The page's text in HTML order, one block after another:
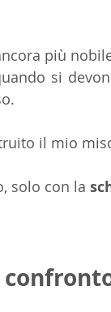
più
si
il mio
solo con la